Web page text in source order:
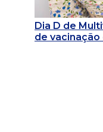
Dia D de
de vacinação